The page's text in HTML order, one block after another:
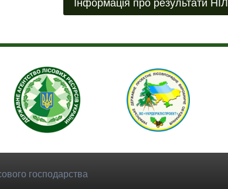
Інформація про результати НІЛ
господарства